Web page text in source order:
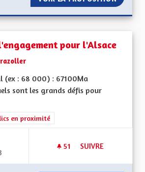
pour l'Alsace
(ex : 68 000) : 67100Ma
sont les grands défis pour
de la catégorie : Les services publics en
en proximité
51 51 ABONNÉS
SUIVRE